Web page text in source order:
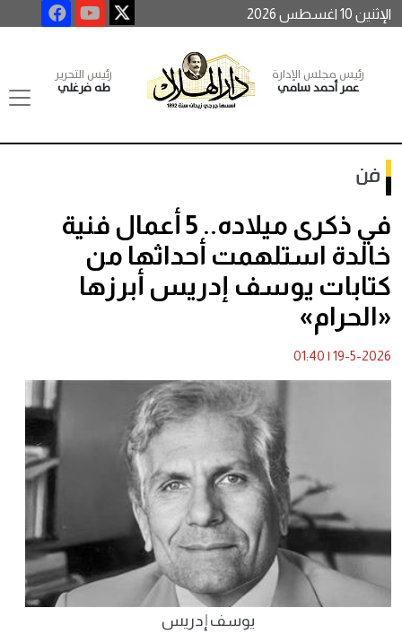
الإثنين 10 اغسطس 2026
رئيس مجلس الإدارة
عمر أحمد سامي
رئيس التحرير
طه فرغلي
فن
في ذكرى ميلاده.. 5 أعمال فنية
خالدة استلهمت أحداثها من
كتابات يوسف إدريس أبرزها
«الحرام»
19-5-2026
|
01:40
يوسف إدريس